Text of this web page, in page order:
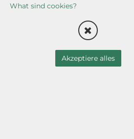
What sind cookies?
Akzeptiere alles